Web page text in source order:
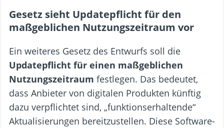
Gesetz sieht Updatepflicht für den
maßgeblichen Nutzungszeitraum vor
Ein weiteres Gesetz des Entwurfs soll die
Updatepflicht für einen maßgeblichen
Nutzungszeitraum festlegen. Das bedeutet,
dass Anbieter von digitalen Produkten künftig
dazu verpflichtet sind, „funktionserhaltende“
Aktualisierungen bereitzustellen. Diese Software-